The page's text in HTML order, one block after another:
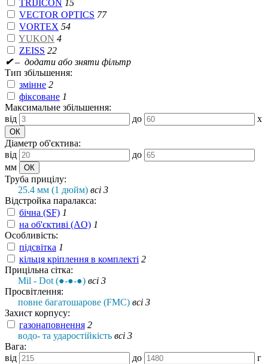
TRIJICON 15
VECTOR OPTICS 77
VORTEX 54
YUKON 4
ZEISS 22
✔– додати або зняти фільтр
Тип збільшення:
змінне 2
фіксоване 1
Максимальне збільшення:
від
до x
Діаметр об'єктива:
від
до
мм
Труба прицілу:
25.4 мм (1 дюйм) всі 3
Відстройка паралакса:
бічна (SF) 1
на об'єктиві (AO) 1
Особливість:
підсвітка 1
кільця кріплення в комплекті 2
Прицільна сітка:
Mil - Dot (●-●-●) всі 3
Просвітлення:
повне багатошарове (FMC) всі 3
Захист корпусу:
газонаповнення 2
водо- та ударостійкість всі 3
Вага:
від
до г